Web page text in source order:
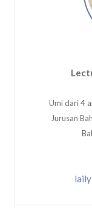
Umi dari 4
Jurusan